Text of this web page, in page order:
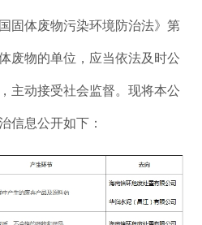
固体废物污染环境防治法》第
废物的单位，应当依法及时公
主动接受社会监督。现将本公
信息公开如下：